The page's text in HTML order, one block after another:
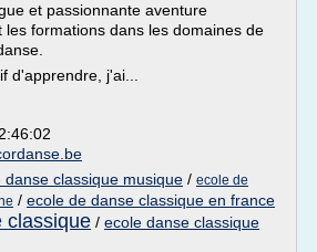
et passionnante aventure
les formations dans les domaines de
d'apprendre, j'ai...
danse classique musique / ecole de
/ ecole de danse classique en france
classique / ecole danse classique